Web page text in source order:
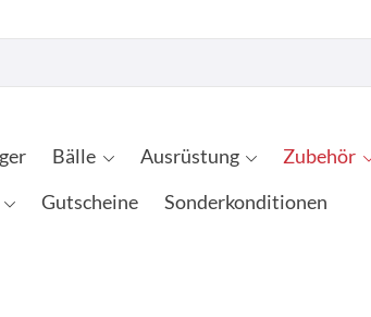
Bälle Ausrüstung Zubehör
Gutscheine Sonderkonditionen